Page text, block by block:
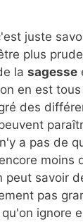
juste
plus
la sagesse
en est
des
a pas de
moins
peut savoir
pas
ignore